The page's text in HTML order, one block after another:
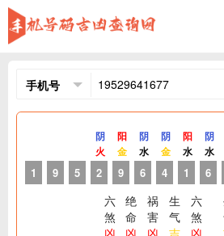
1 9 5
阴
火
2
阳
金
9
六
煞
凶
阴
水
6
绝
命
凶
阴
金
4
祸
害
凶
阳
水
1
生
气
吉
阴
水
6
六
煞
凶